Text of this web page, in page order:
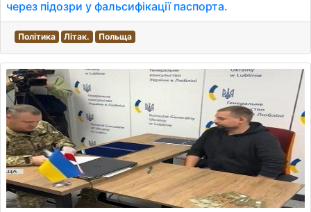
через підозри у фальсифікації паспорта.
Політика Літак. Польща